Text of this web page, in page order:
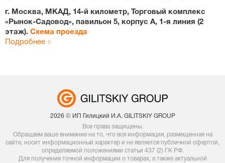
г. Москва, МКАД, 14-й километр, Торговый комплекс
«Рынок-Садовод», павильон 5, корпус А, 1-я линия (2
этаж). Схема проезда
Подробнее
2026 © ИП Гилицкий И.А. GILITSKIY GROUP
Все права защищены.
Обращаем ваше внимание на то, что вся информация, размещенная на
сайте, носит информационный характер и не является публичной офертой,
определяемой положениями статьи 437 (2) ГК РФ.
Для получения точной информации о товарах, а также актуальной